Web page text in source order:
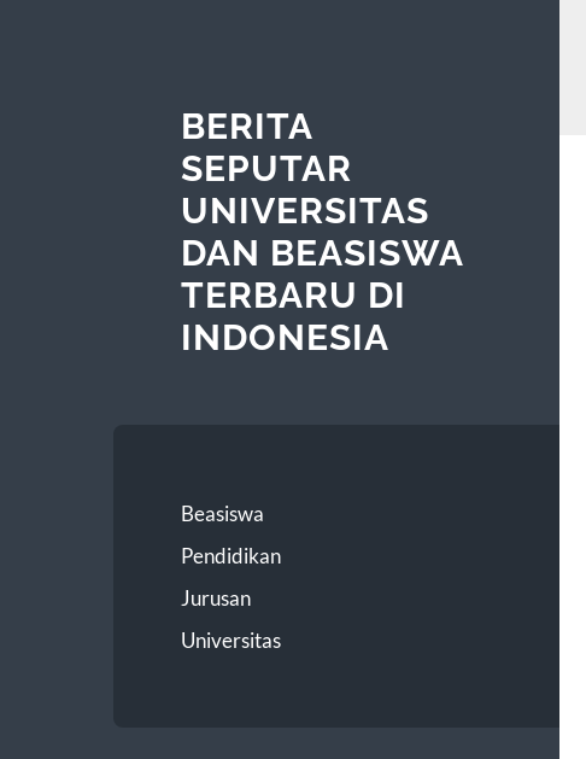
BERITA
SEPUTAR
UNIVERSITAS
DAN BEASISWA
TERBARU DI
INDONESIA
Beasiswa
Pendidikan
Jurusan
Universitas